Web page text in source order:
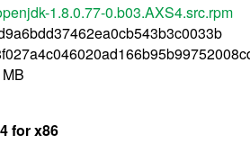
1.8.0.77-0.b03.AXS4.src.rpm
for x86